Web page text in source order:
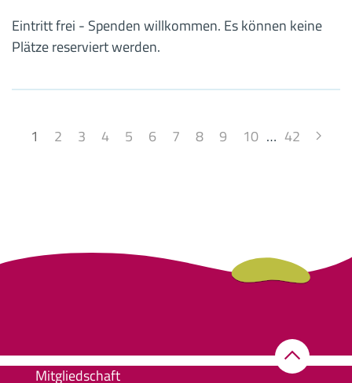
Eintritt frei - Spenden willkommen. Es können keine
Plätze reserviert werden.
1 2 3 4 5 6 7 8 9 10 … 42
Mitgliedschaft